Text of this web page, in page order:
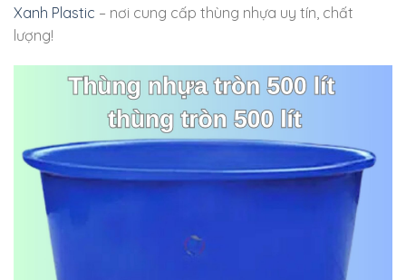
Xanh Plastic – nơi cung cấp thùng nhựa uy tín, chất
lượng!